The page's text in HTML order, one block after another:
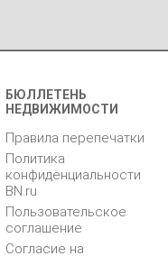
БЮЛЛЕТЕНЬ
НЕДВИЖИМОСТИ
Правила перепечатки
Политика
конфиденциальности
BN.ru
Пользовательское
соглашение
Согласие на